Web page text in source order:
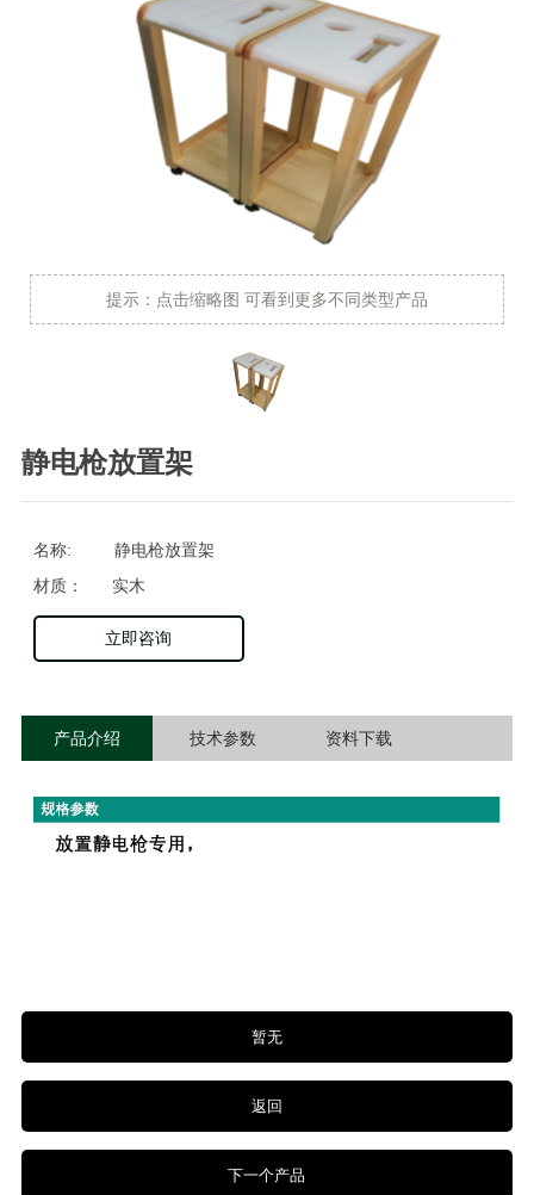
提示：点击缩略图 可看到更多不同类型产品
静电枪放置架
名称: 静电枪放置架
材质： 实木
立即咨询
产品介绍 技术参数 资料下载
暂无
返回
下一个产品